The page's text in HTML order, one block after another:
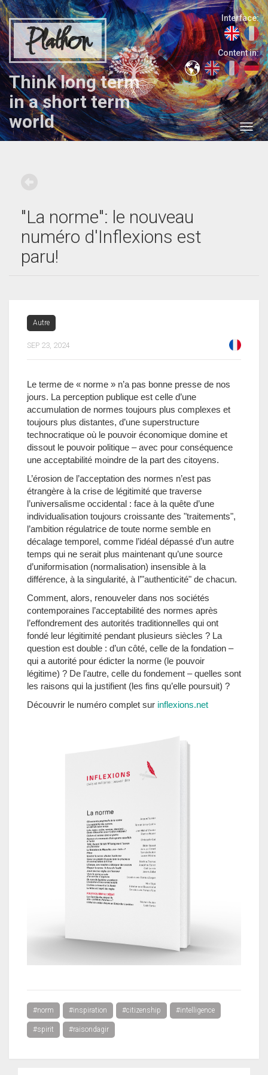
Plathon
Think long term
in a short term
world
Interface:
Content in:
"La norme": le nouveau
numéro d'Inflexions est
paru!
Autre
SEP 23, 2024
Le terme de « norme » n’a pas bonne presse de nos
jours. La perception publique est celle d’une
accumulation de normes toujours plus complexes et
toujours plus distantes, d’une superstructure
technocratique où le pouvoir économique domine et
dissout le pouvoir politique – avec pour conséquence
une acceptabilité moindre de la part des citoyens.
L’érosion de l’acceptation des normes n’est pas
étrangère à la crise de légitimité que traverse
l’universalisme occidental : face à la quête d’une
individualisation toujours croissante des "traitements",
l’ambition régulatrice de toute norme semble en
décalage temporel, comme l’idéal dépassé d’un autre
temps qui ne serait plus maintenant qu’une source
d’uniformisation (normalisation) insensible à la
différence, à la singularité, à l’"authenticité" de chacun.
Comment, alors, renouveler dans nos sociétés
contemporaines l’acceptabilité des normes après
l’effondrement des autorités traditionnelles qui ont
fondé leur légitimité pendant plusieurs siècles ? La
question est double : d’un côté, celle de la fondation –
qui a autorité pour édicter la norme (le pouvoir
légitime) ? De l’autre, celle du fondement – quelles sont
les raisons qui la justifient (les fins qu’elle poursuit) ?
Découvrir le numéro complet sur inflexions.net
#norm #inspiration #citizenship #intelligence
#spirit #raisondagir